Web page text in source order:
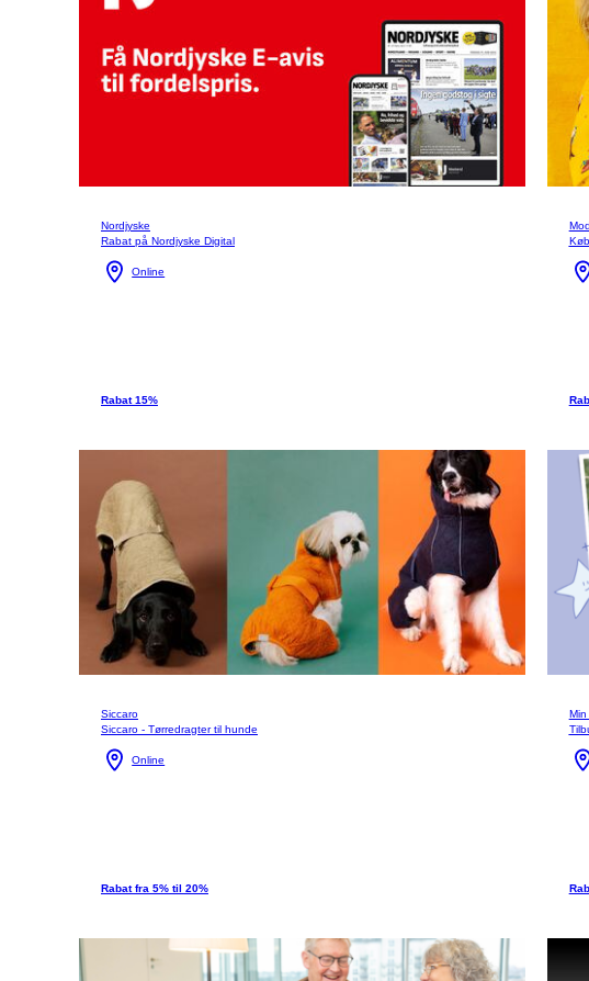
Nordjyske
Rabat på Nordjyske Digital
Online
Rabat 15%
Siccaro
Siccaro - Tørredragter til hunde
Online
Rabat fra 5% til 20%